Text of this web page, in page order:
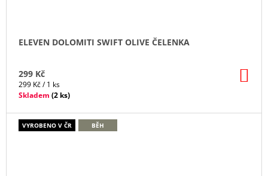
ELEVEN DOLOMITI SWIFT OLIVE ČELENKA
299 Kč
Měrná
cena:
299 Kč / 1 ks
Skladem (2 ks)
VYROBENO V ČR BĚH